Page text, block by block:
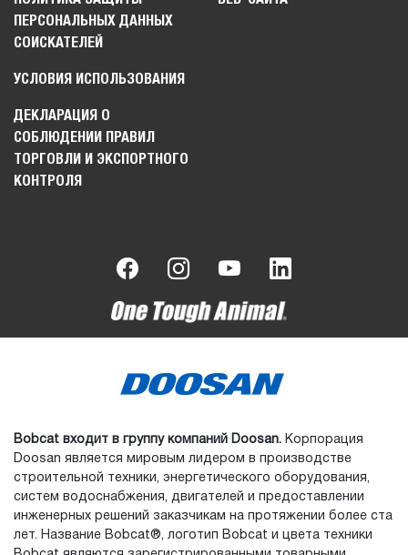
ПЕРСОНАЛЬНЫХ ДАННЫХ
СОИСКАТЕЛЕЙ
УСЛОВИЯ ИСПОЛЬЗОВАНИЯ
ДЕКЛАРАЦИЯ О
СОБЛЮДЕНИИ ПРАВИЛ
ТОРГОВЛИ И ЭКСПОРТНОГО
КОНТРОЛЯ
Bobcat входит в группу компаний Doosan. Корпорация
Doosan является мировым лидером в производстве
строительной техники, энергетического оборудования,
систем водоснабжения, двигателей и предоставлении
инженерных решений заказчикам на протяжении более ста
лет. Название Bobcat®, логотип Bobcat и цвета техники